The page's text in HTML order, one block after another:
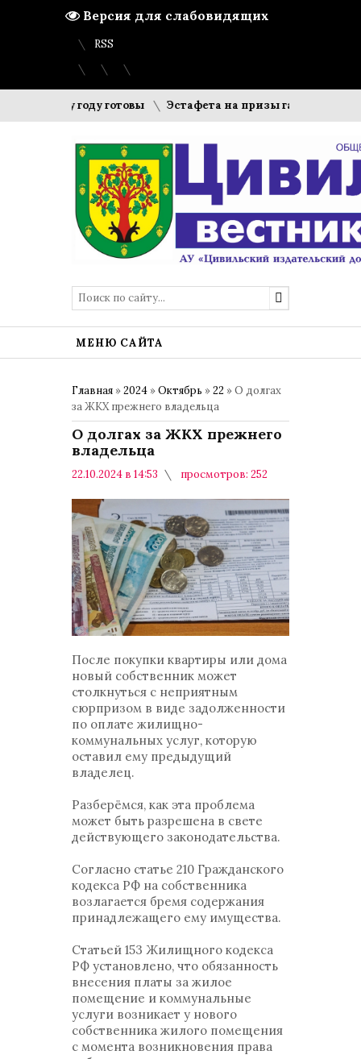
Версия для слабовидящих
Вход Регистрация
Карта сайта
RSS
году готовы Эстафета на призы газеты
МЕНЮ САЙТА
Главная »2024 »Октябрь »22 » О долгах
за ЖКХ прежнего владельца
О долгах за ЖКХ прежнего
владельца
22.10.2024 в 14:53
просмотров: 252
После покупки квартиры или дома
новый собственник может
столкнуться с неприятным
сюрпризом в виде задолженности
по оплате жилищно-
коммунальных услуг, которую
оставил ему предыдущий
владелец.
Разберёмся, как эта проблема
может быть разрешена в свете
действующего законодательства.
Согласно статье 210 Гражданского
кодекса РФ на собственника
возлагается бремя содержания
принадлежащего ему имущества.
Статьей 153 Жилищного кодекса
РФ установлено, что обязанность
внесения платы за жилое
помещение и коммунальные
услуги возникает у нового
собственника жилого помещения
с момента возникновения права